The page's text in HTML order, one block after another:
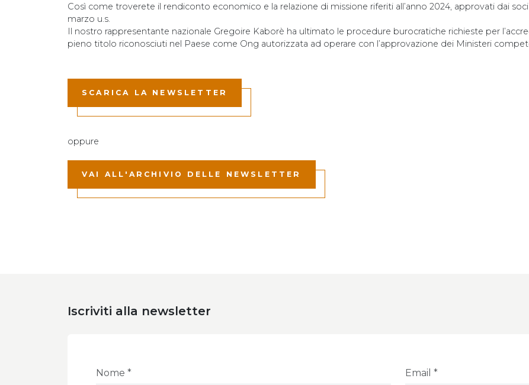
Così come troverete il rendiconto economico e la relazione di missione riferiti all’anno 2024, approvati dai
marzo u.s.
Il nostro rappresentante nazionale Gregoire Kaborè ha ultimato le procedure burocratiche richieste per
pieno titolo riconosciuti nel Paese come Ong autorizzata ad operare con l’approvazione dei Ministeri
SCARICA LA NEWSLETTER
oppure
VAI ALL'ARCHIVIO DELLE NEWSLETTER
Iscriviti alla newsletter